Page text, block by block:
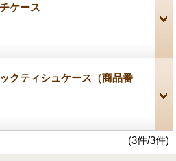
ケース
クティシュケース（商品番
(3件/3件)